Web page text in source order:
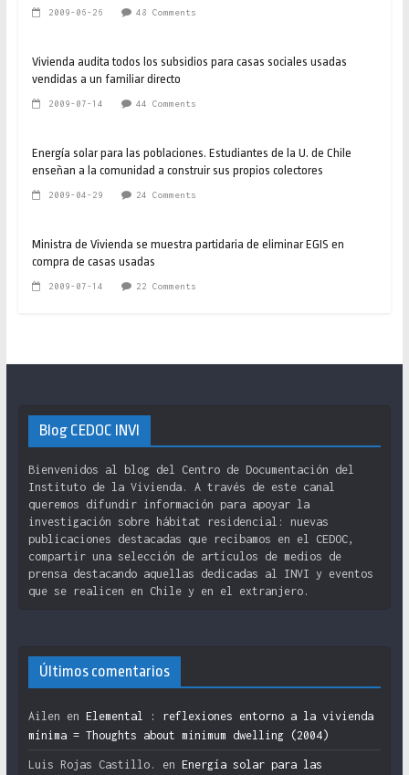
2009-06-26 48 Comments
Vivienda audita todos los subsidios para casas sociales usadas
vendidas a un familiar directo
2009-07-14 44 Comments
Energía solar para las poblaciones. Estudiantes de la U. de Chile
enseñan a la comunidad a construir sus propios colectores
2009-04-29 24 Comments
Ministra de Vivienda se muestra partidaria de eliminar EGIS en
compra de casas usadas
2009-07-14 22 Comments
Blog CEDOC INVI
Bienvenidos al blog del Centro de Documentación del
Instituto de la Vivienda. A través de este canal
queremos difundir información para apoyar la
investigación sobre hábitat residencial: nuevas
publicaciones destacadas que recibamos en el CEDOC,
compartir una selección de artículos de medios de
prensa destacando aquellas dedicadas al INVI y eventos
que se realicen en Chile y en el extranjero.
Últimos comentarios
Ailen en Elemental : reflexiones entorno a la vivienda
mínima = Thoughts about minimum dwelling (2004)
Luis Rojas Castillo. en Energía solar para las